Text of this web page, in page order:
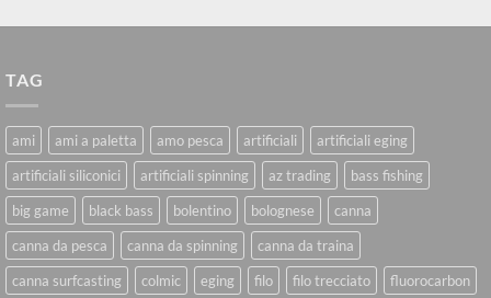
TAG
ami ami a paletta amo pesca artificiali
artificiali eging
artificiali siliconici
artificiali spinning az trading
bass fishing
big game
black bass bolentino bolognese
canna
canna da pesca
canna da spinning
canna da traina
canna surfcasting
colmic eging filo filo trecciato fluorocarbon